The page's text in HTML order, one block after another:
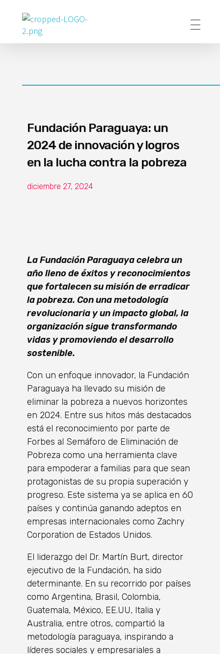
Poder Agropecuario
Fundación Paraguaya: un
2024 de innovación y logros
en la lucha contra la pobreza
diciembre 27, 2024
La Fundación Paraguaya celebra un
año lleno de éxitos y reconocimientos
que fortalecen su misión de erradicar
la pobreza. Con una metodología
revolucionaria y un impacto global, la
organización sigue transformando
vidas y promoviendo el desarrollo
sostenible.
Con un enfoque innovador, la Fundación
Paraguaya ha llevado su misión de
eliminar la pobreza a nuevos horizontes
en 2024. Entre sus hitos más destacados
está el reconocimiento por parte de
Forbes al Semáforo de Eliminación de
Pobreza como una herramienta clave
para empoderar a familias para que sean
protagonistas de su propia superación y
progreso. Este sistema ya se aplica en 60
países y continúa ganando adeptos en
empresas internacionales como Zachry
Corporation de Estados Unidos.
El liderazgo del Dr. Martín Burt, director
ejecutivo de la Fundación, ha sido
determinante. En su recorrido por países
como Argentina, Brasil, Colombia,
Guatemala, México, EE.UU, Italia y
Australia, entre otros, compartió la
metodología paraguaya, inspirando a
líderes sociales y empresariales a